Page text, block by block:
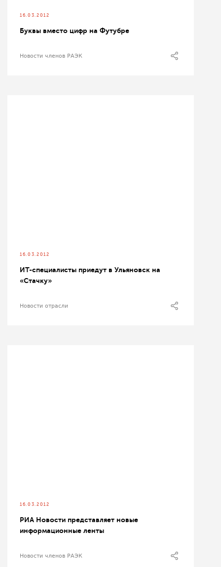
16.03.2012
Буквы вместо цифр на Футубре
Новости членов РАЭК
16.03.2012
ИТ-специалисты приедут в Ульяновск на
«Стачку»
Новости отрасли
16.03.2012
РИА Новости представляет новые
информационные ленты
Новости членов РАЭК